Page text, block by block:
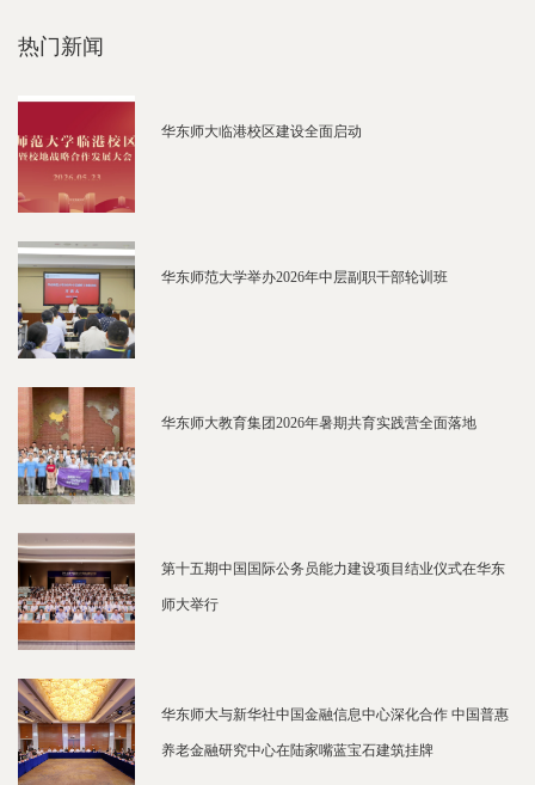
热门新闻
华东师大临港校区建设全面启动
华东师范大学举办2026年中层副职干部轮训班
华东师大教育集团2026年暑期共育实践营全面落地
第十五期中国国际公务员能力建设项目结业仪式在华东
师大举行
华东师大与新华社中国金融信息中心深化合作 中国普惠
养老金融研究中心在陆家嘴蓝宝石建筑挂牌